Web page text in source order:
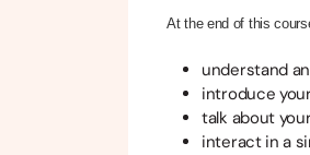
At the end of this
understand
introduce
talk about
interact in a